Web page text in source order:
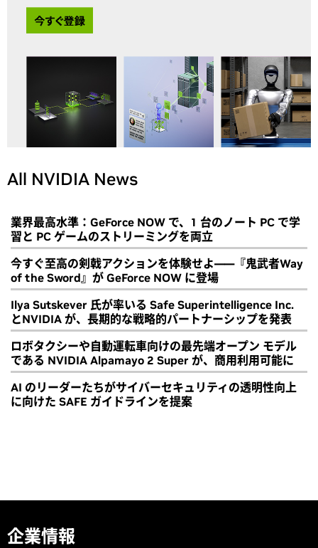
All NVIDIA News
業界最高水準：GeForce NOW で、1 台のノート PC で学
習と PC ゲームのストリーミングを両立
今すぐ至高の剣戟アクションを体験せよ――『鬼武者Way
of the Sword』が GeForce NOW に登場
Ilya Sutskever 氏が率いる Safe Superintelligence Inc.
とNVIDIA が、長期的な戦略的パートナーシップを発表
ロボタクシーや自動運転車向けの最先端オープン モデル
である NVIDIA Alpamayo 2 Super が、商用利用可能に
AI のリーダーたちがサイバーセキュリティの透明性向上
に向けた SAFE ガイドラインを提案
企業情報